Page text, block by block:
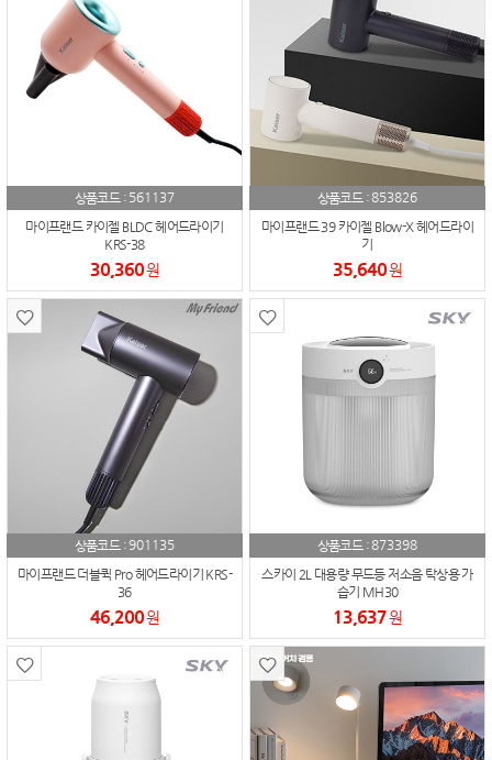
상품코드 : 561137
마이프랜드 카이젤 BLDC 헤어드라이기
KRS-38
30,360원
상품코드 :853826
마이프랜드 39 카이젤 Blow-X 헤어드라이
기
35,640원
상품코드 :901135
마이프랜드 더블퀵 Pro 헤어드라이기 KRS-
36
46,200원
상품코드 :873398
스카이 2L 대용량 무드등 저소음 탁상용 가
습기 MH30
13,637원